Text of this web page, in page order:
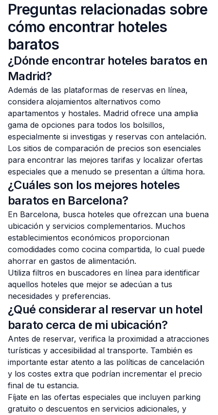
Preguntas relacionadas sobre
cómo encontrar hoteles
baratos
¿Dónde encontrar hoteles baratos en
Madrid?
Además de las plataformas de reservas en línea,
considera alojamientos alternativos como
apartamentos y hostales. Madrid ofrece una amplia
gama de opciones para todos los bolsillos,
especialmente si investigas y reservas con antelación.
Los sitios de comparación de precios son esenciales
para encontrar las mejores tarifas y localizar ofertas
especiales que a menudo se presentan a última hora.
¿Cuáles son los mejores hoteles
baratos en Barcelona?
En Barcelona, busca hoteles que ofrezcan una buena
ubicación y servicios complementarios. Muchos
establecimientos económicos proporcionan
comodidades como cocina compartida, lo cual puede
ahorrar en gastos de alimentación.
Utiliza filtros en buscadores en línea para identificar
aquellos hoteles que mejor se adecúan a tus
necesidades y preferencias.
¿Qué considerar al reservar un hotel
barato cerca de mi ubicación?
Antes de reservar, verifica la proximidad a atracciones
turísticas y accesibilidad al transporte. También es
importante estar atento a las políticas de cancelación
y los costes extra que podrían incrementar el precio
final de tu estancia.
Fíjate en las ofertas especiales que incluyen parking
gratuito o descuentos en servicios adicionales, y